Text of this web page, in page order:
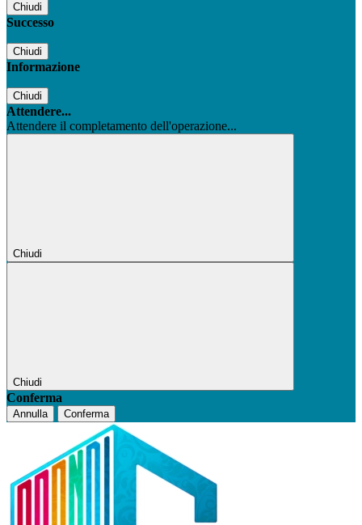
Chiudi
Successo
Chiudi
Informazione
Chiudi
Attendere...
Attendere il completamento dell'operazione...
Chiudi
Chiudi
Conferma
Annulla Conferma